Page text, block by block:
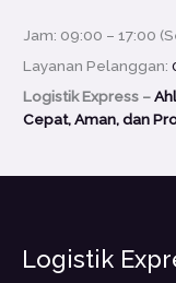
Jam: 09:00 – 17:00
Layanan Pelanggan:
Logistik Express –
Cepat, Aman, dan
Logistik